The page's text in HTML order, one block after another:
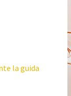
la guida